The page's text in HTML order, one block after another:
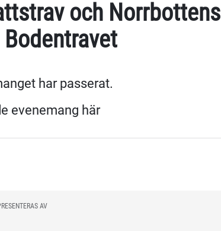
och Norrbottens
har passerat.
evenemang här
AV